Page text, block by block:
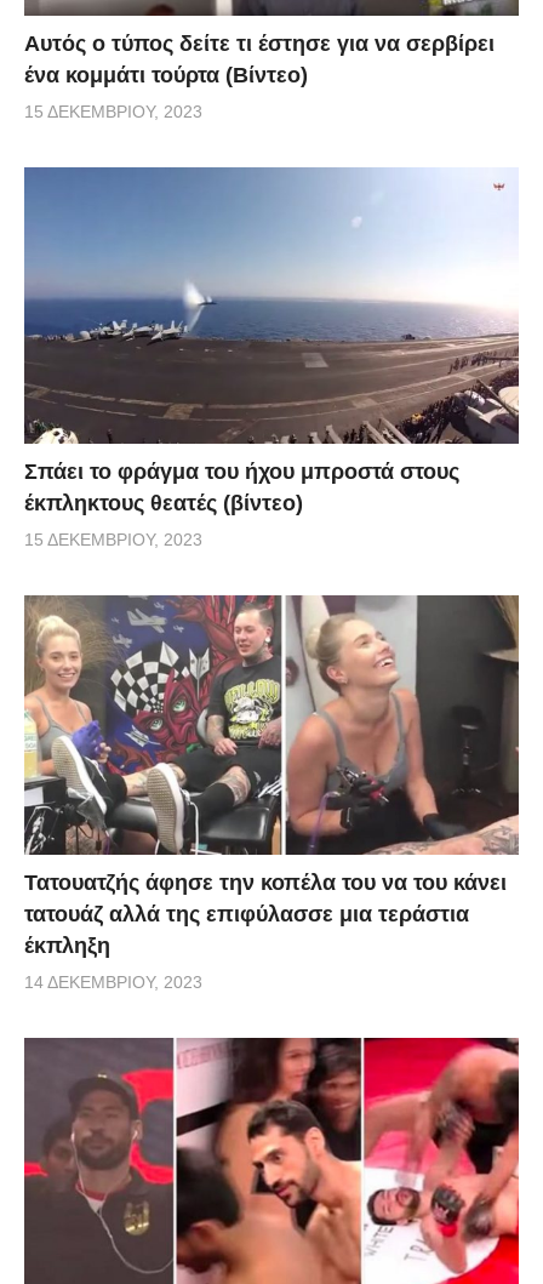
Αυτός ο τύπος δείτε τι έστησε για να σερβίρει
ένα κομμάτι τούρτα (Βίντεο)
15 ΔΕΚΕΜΒΡΊΟΥ, 2023
Σπάει το φράγμα του ήχου μπροστά στους
έκπληκτους θεατές (βίντεο)
15 ΔΕΚΕΜΒΡΊΟΥ, 2023
Τατουατζής άφησε την κοπέλα του να του κάνει
τατουάζ αλλά της επιφύλασσε μια τεράστια
έκπληξη
14 ΔΕΚΕΜΒΡΊΟΥ, 2023